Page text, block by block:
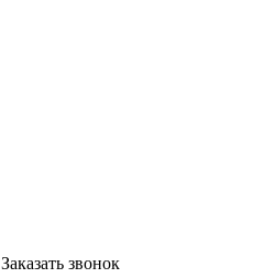
Заказать звонок